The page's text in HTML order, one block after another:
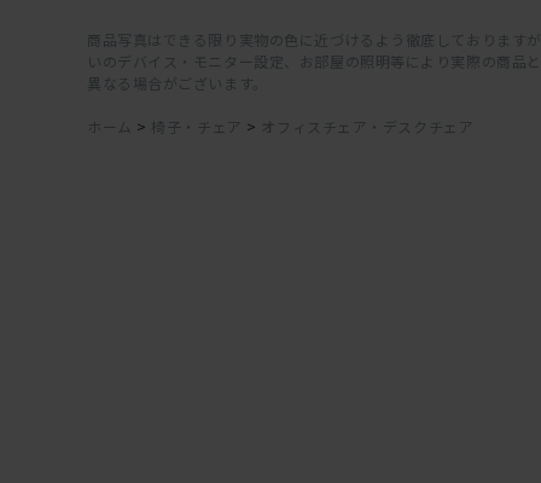
商品写真はできる限り実物の色に近づけるよう徹底しております
いのデバイス・モニター設定、お部屋の照明等により実際の商品
異なる場合がございます。
ホーム > 椅子・チェア > オフィスチェア・デスクチェア